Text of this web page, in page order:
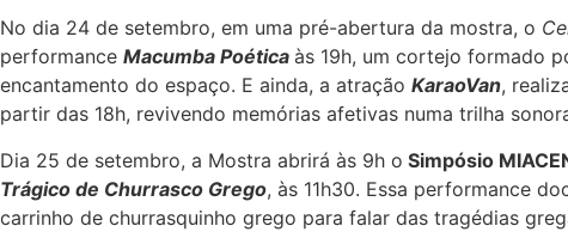
No dia 24 de setembro, em uma pré-abertura da mostra, o
performance Macumba Poética às 19h, um cortejo formado
encantamento do espaço. E ainda, a atração KaraoVan,
partir das 18h, revivendo memórias afetivas numa trilha
Dia 25 de setembro, a Mostra abrirá às 9h o Simpósio
Trágico de Churrasco Grego, às 11h30. Essa performance
carrinho de churrasquinho grego para falar das tragédias